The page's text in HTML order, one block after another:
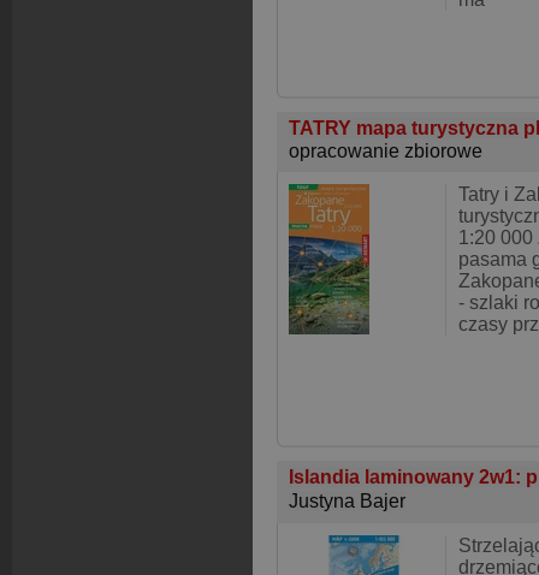
TATRY mapa turystyczna
opracowanie zbiorowe
Tatry i
1:20 000
pasama
- szlaki
czasy
Islandia laminowany 2w1:
Justyna Bajer